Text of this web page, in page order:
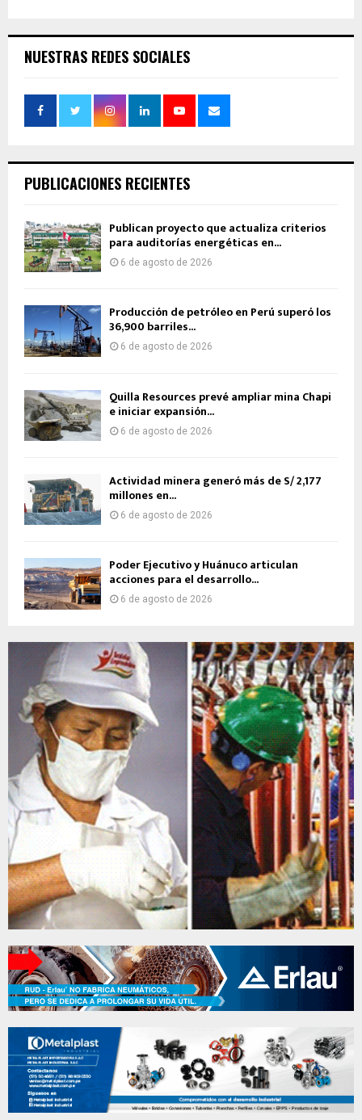
NUESTRAS REDES SOCIALES
PUBLICACIONES RECIENTES
Publican proyecto que actualiza criterios
para auditorías energéticas en...
6 de agosto de 2026
Producción de petróleo en Perú superó los
36,900 barriles...
6 de agosto de 2026
Quilla Resources prevé ampliar mina Chapi
e iniciar expansión...
6 de agosto de 2026
Actividad minera generó más de S/ 2,177
millones en...
6 de agosto de 2026
Poder Ejecutivo y Huánuco articulan
acciones para el desarrollo...
6 de agosto de 2026